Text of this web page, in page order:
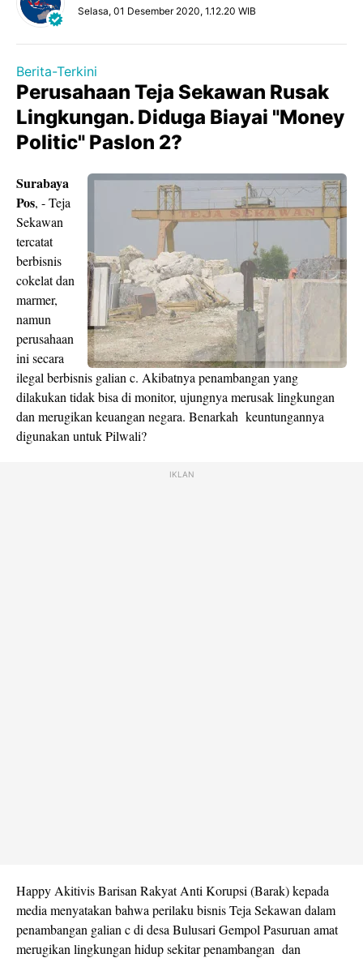
Selasa, 01 Desember 2020, 1.12.20 WIB
Berita-Terkini
Perusahaan Teja Sekawan Rusak
Lingkungan. Diduga Biayai "Money
Politic" Paslon 2?
Surabaya
Pos, - Teja
Sekawan
tercatat
berbisnis
cokelat dan
marmer,
namun
perusahaan
ini secara
ilegal berbisnis galian c. Akibatnya penambangan yang
dilakukan tidak bisa di monitor, ujungnya merusak lingkungan
dan merugikan keuangan negara. Benarkah keuntungannya
digunakan untuk Pilwali?
IKLAN
Happy Akitivis Barisan Rakyat Anti Korupsi (Barak) kepada
media menyatakan bahwa perilaku bisnis Teja Sekawan dalam
penambangan galian c di desa Bulusari Gempol Pasuruan amat
merugikan lingkungan hidup sekitar penambangan dan